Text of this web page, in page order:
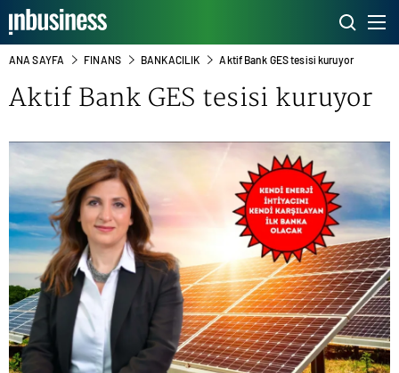
ANA SAYFA FINANS BANKACILIK Aktif Bank GES tesisi kuruyor
Aktif Bank GES tesisi kuruyor